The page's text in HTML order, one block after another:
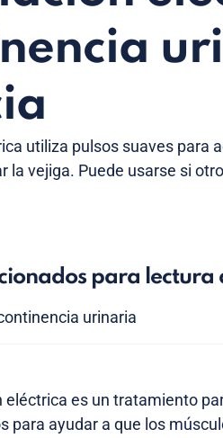
utiliza pulsos suaves para
la vejiga. Puede usarse si
para lectura
urinaria
eléctrica es un tratamiento
para ayudar a que los